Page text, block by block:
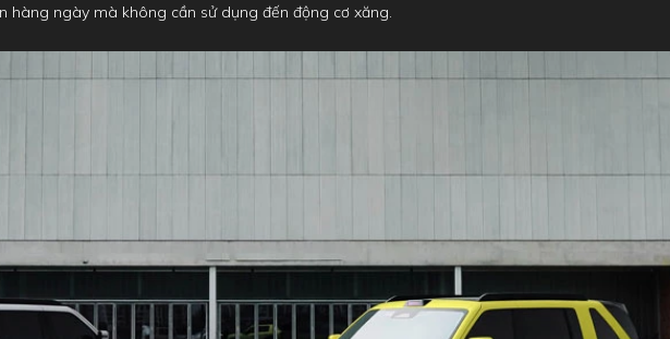
hàng ngày mà không cần sử dụng đến động cơ xăng.